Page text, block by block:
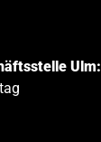
Ulm: